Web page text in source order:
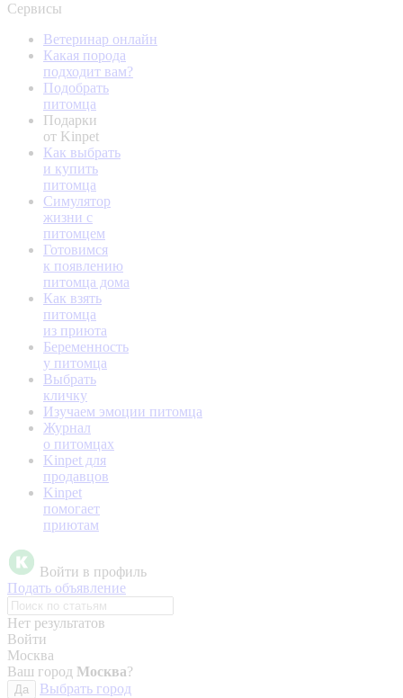
Сервисы
Ветеринар онлайн
Какая порода
подходит вам?
Подобрать
питомца
Подарки
от Kinpet
Как выбрать
и купить
питомца
Симулятор
жизни с
питомцем
Готовимся
к появлению
питомца дома
Как взять
питомца
из приюта
Беременность
у питомца
Выбрать
кличку
Изучаем эмоции питомца
Журнал
о питомцах
Kinpet для
продавцов
Kinpet
помогает
приютам
Войти в профиль
Подать объявление
Нет результатов
Войти
Москва
Ваш город Москва?
Да
Выбрать город